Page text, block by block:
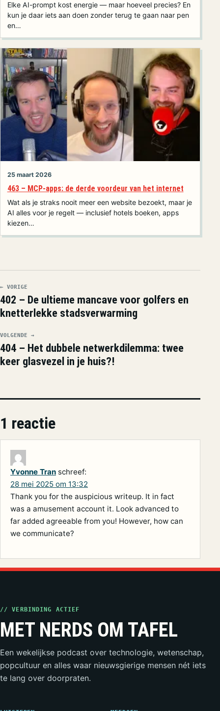
Elke AI-prompt kost energie — maar hoeveel precies? En
kun je daar iets aan doen zonder terug te gaan naar pen
en…
25 maart 2026
463 – MCP-apps: de derde voordeur van het internet
Wat als je straks nooit meer een website bezoekt, maar je
AI alles voor je regelt — inclusief hotels boeken, apps
kiezen…
← VORIGE
402 – De ultieme mancave voor golfers en
knetterlekke stadsverwarming
VOLGENDE →
404 – Het dubbele netwerkdilemma: twee
keer glasvezel in je huis?!
1 reactie
Yvonne Tran schreef:
28 mei 2025 om 13:32
Thank you for the auspicious writeup. It in fact
was a amusement account it. Look advanced to
far added agreeable from you! However, how can
we communicate?
// VERBINDING ACTIEF
MET NERDS OM TAFEL
Een wekelijkse podcast over technologie, wetenschap,
popcultuur en alles waar nieuwsgierige mensen nét iets
te lang over doorpraten.